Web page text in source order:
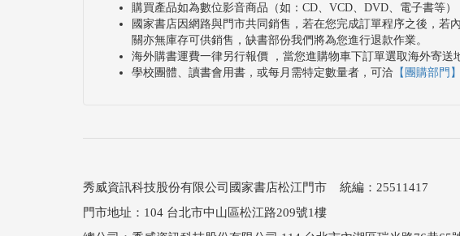
購買產品如為數位影音商品（如：CD、VCD、DVD、電子書等
國家書店因網路與門市共同銷售，若在您完成訂單程序之後，
關亦無庫存可供銷售，缺書部份我們將為您進行退款作業。
海外購書運費一律另行報價 ，當您進購物車下訂單選取海外寄
學校團體、讀書會用書，或每月需特定數量者，可洽 【團購部門】
秀威資訊科技股份有限公司國家書店松江門市 統編：25511417
門市地址：104 台北市中山區松江路209號1樓